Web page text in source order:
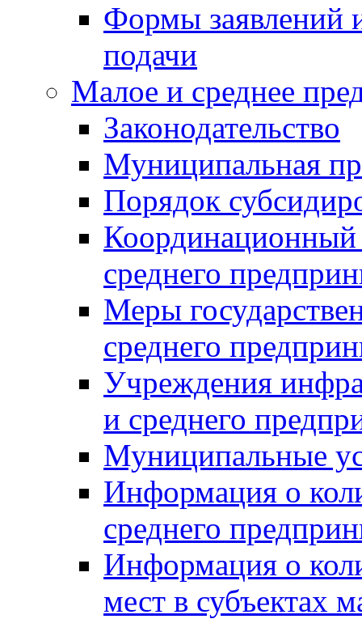
Формы заявлений
подачи
Малое и среднее
Законодательство
Муниципальная
Порядок
Координационный
среднего
Меры
среднего
Учреждения
и среднего
Муниципальные
Информация о
среднего
Информация о
мест в субъектах